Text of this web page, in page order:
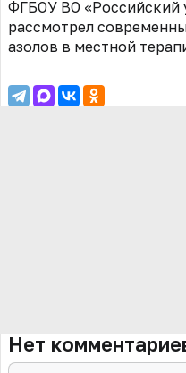
ФГБОУ ВО «Российский
рассмотрел
азолов в местной
Нет